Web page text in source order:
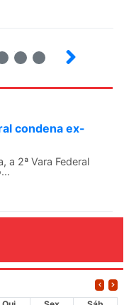
condena ex-
a 2ª Vara Federal